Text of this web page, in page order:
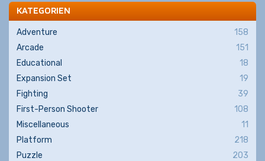
KATEGORIEN
Adventure
158
Arcade
151
Educational
18
Expansion Set
19
Fighting
39
First-Person Shooter
108
Miscellaneous
11
Platform
218
Puzzle
203